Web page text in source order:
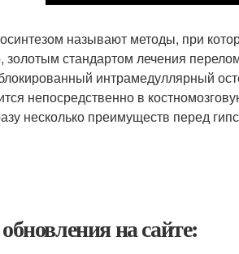
называют методы, при
золотым стандартом лечения
интрамедуллярный
непосредственно в
несколько преимуществ перед
на сайте: